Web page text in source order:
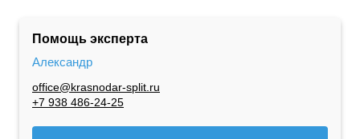
Помощь эксперта
Александр
office@krasnodar-split.ru
+7 938 486-24-25